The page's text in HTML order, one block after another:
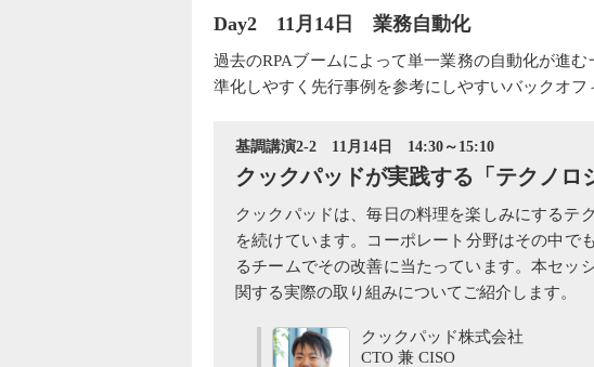
Day2 11月14日 業務自動化
過去のRPAブームによって単一業務の自動化が進
準化しやすく先行事例を参考にしやすいバックオ
基調講演2-2 11月14日 14:30～15:10
クックパッドが実践する「テクノロ
クックパッドは、毎日の料理を楽しみにするテ
を続けています。コーポレート分野はその中で
るチームでその改善に当たっています。本セッ
関する実際の取り組みについてご紹介します。
クックパッド株式会社
CTO 兼 CISO